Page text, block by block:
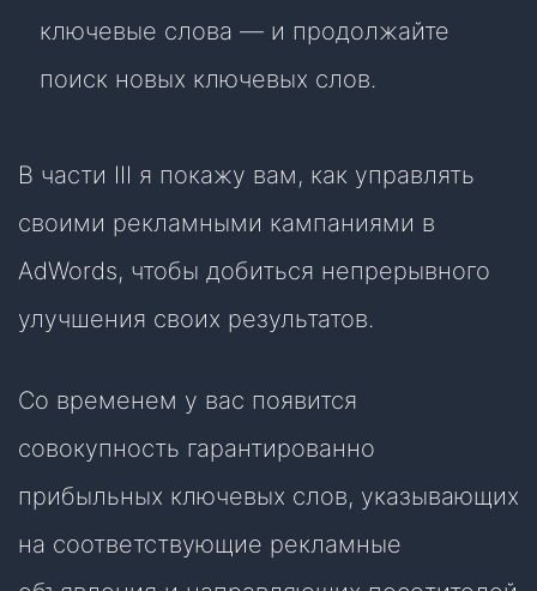
ключевые слова — и продолжайте
поиск новых ключевых слов.
В части III я покажу вам, как управлять
своими рекламными кампаниями в
AdWords, чтобы добиться непрерывного
улучшения своих результатов.
Со временем у вас появится
совокупность гарантированно
прибыльных ключевых слов, указывающих
на соответствующие рекламные